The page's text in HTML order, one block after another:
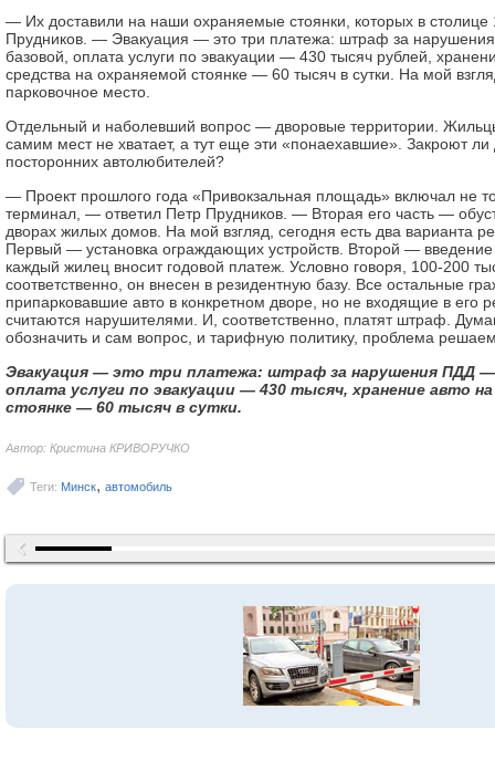
— Их доставили на наши охраняемые стоянки, которых в
Прудников. — Эвакуация — это три платежа: штраф за
базовой, оплата услуги по эвакуации — 430 тысяч рублей,
средства на охраняемой стоянке — 60 тысяч в сутки. На мой
парковочное место.
Отдельный и наболевший воп­рос — дворовые территории.
самим мест не хватает, а тут еще эти «понаехавшие». Закроют
посторонних автолюбителей?
— Проект прошлого года «Привокзальная площадь» включал не
терминал, — ответил Петр Прудников. — Вторая его часть —
дворах жилых домов. На мой взгляд, сегодня есть два варианта
Первый — установка ограждающих устройств. Второй —
каждый жилец вносит годовой платеж. Условно говоря, 100-200
соответственно, он внесен в резидентную базу. Все остальные
припарковавшие авто в конкретном дворе, но не входящие в его
считаются нарушителями. И, соответственно, платят штраф.
обозначить и сам вопрос, и тарифную политику, проблема
Эвакуация — это три платежа: штраф за нарушения ПДД
оплата услуги по эвакуации — 430 тысяч, хранение авто
стоянке — 60 тысяч в сутки.
Автор: Кристина КРИВОРУЧКО
Теги: Минск, автомобиль